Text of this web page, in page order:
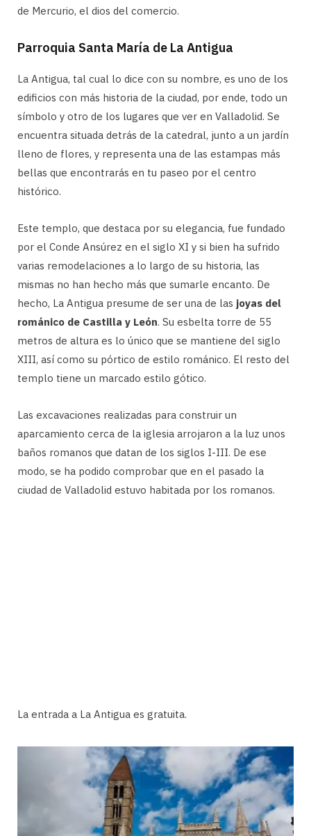
de Mercurio, el dios del comercio.
Parroquia Santa María de La Antigua
La Antigua, tal cual lo dice con su nombre, es uno de los
edificios con más historia de la ciudad, por ende, todo un
símbolo y otro de los lugares que ver en Valladolid. Se
encuentra situada detrás de la catedral, junto a un jardín
lleno de flores, y representa una de las estampas más
bellas que encontrarás en tu paseo por el centro
histórico.
Este templo, que destaca por su elegancia, fue fundado
por el Conde Ansúrez en el siglo XI y si bien ha sufrido
varias remodelaciones a lo largo de su historia, las
mismas no han hecho más que sumarle encanto. De
hecho, La Antigua presume de ser una de las joyas del
románico de Castilla y León. Su esbelta torre de 55
metros de altura es lo único que se mantiene del siglo
XIII, así como su pórtico de estilo románico. El resto del
templo tiene un marcado estilo gótico.
Las excavaciones realizadas para construir un
aparcamiento cerca de la iglesia arrojaron a la luz unos
baños romanos que datan de los siglos I-III. De ese
modo, se ha podido comprobar que en el pasado la
ciudad de Valladolid estuvo habitada por los romanos.
La entrada a La Antigua es gratuita.